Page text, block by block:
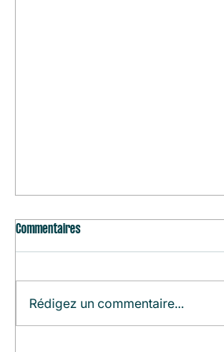
Agenda du Mois (Août)
Commentaires
Rédigez un commentaire...